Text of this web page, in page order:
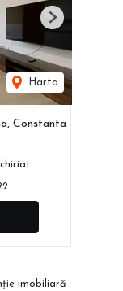
Harta
Next
Constanta
imobiliară